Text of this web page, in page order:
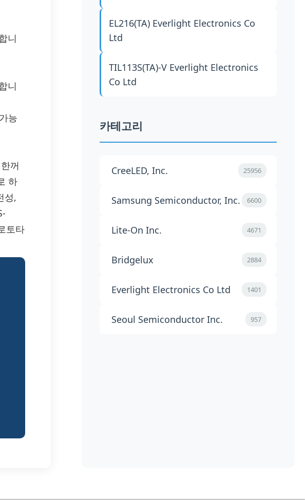
니
니
능
꺼
하
성,
토타
EL216(TA) Everlight Electronics Co
Ltd
TIL113S(TA)-V Everlight Electronics
Co Ltd
카테고리
CreeLED, Inc. 25956
Samsung Semiconductor, Inc. 6600
Lite-On Inc. 4671
Bridgelux 2884
Everlight Electronics Co Ltd 1401
Seoul Semiconductor Inc. 957